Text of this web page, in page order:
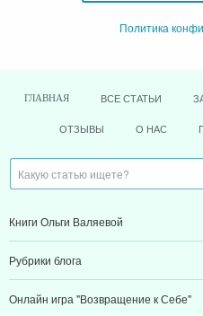
Политика
ГЛАВНАЯ ВСЕ СТАТЬИ
ОТЗЫВЫ О НАС
Книги Ольги Валяевой
Рубрики блога
Онлайн игра "Возвращение к Себе"